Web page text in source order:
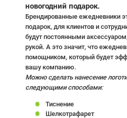
новогодний подарок.
Брендированные ежедневники
подарок, для клиентов и
будут постоянными
рукой. А это значит, что
помощником, который будет
вашу компанию.
Можно сделать нанесение
следующими способами:
Тиснение
Шелкотрафарет